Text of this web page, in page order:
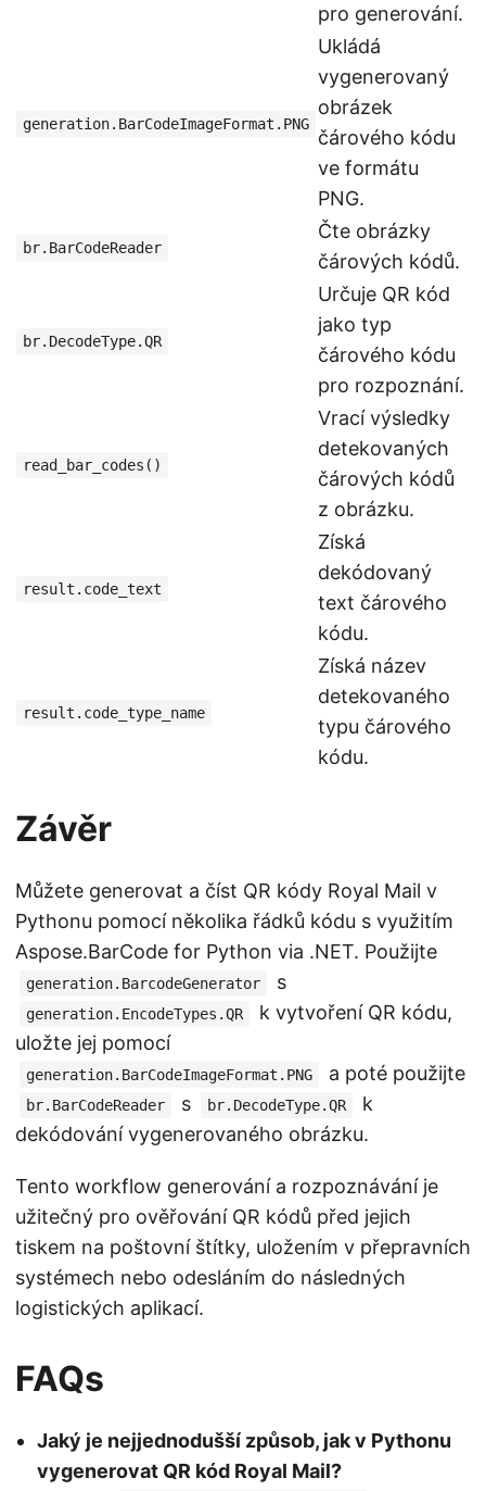
pro generování.
generation.BarCodeImageFormat.PNG
Ukládá
vygenerovaný
obrázek
čárového kódu
ve formátu
PNG.
br.BarCodeReader
Čte obrázky
čárových kódů.
br.DecodeType.QR
Určuje QR kód
jako typ
čárového kódu
pro rozpoznání.
read_bar_codes()
Vrací výsledky
detekovaných
čárových kódů
z obrázku.
result.code_text
Získá
dekódovaný
text čárového
kódu.
result.code_type_name
Získá název
detekovaného
typu čárového
kódu.
Závěr
Můžete generovat a číst QR kódy Royal Mail v
Pythonu pomocí několika řádků kódu s využitím
Aspose.BarCode for Python via .NET. Použijte
generation.BarcodeGenerator s
generation.EncodeTypes.QR
k vytvoření QR kódu,
uložte jej pomocí
generation.BarCodeImageFormat.PNG a poté použijte
br.BarCodeReader s br.DecodeType.QR
k
dekódování vygenerovaného obrázku.
Tento workflow generování a rozpoznávání je
užitečný pro ověřování QR kódů před jejich
tiskem na poštovní štítky, uložením v přepravních
systémech nebo odesláním do následných
logistických aplikací.
FAQs
Jaký je nejjednodušší způsob, jak v Pythonu
vygenerovat QR kód Royal Mail?